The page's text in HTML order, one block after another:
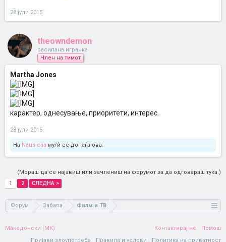
28 јули 2015
theowndemon
расипана играчка
Член на тимот
Martha Jones
карактер, однесување, приоритети, интерес.
28 јули 2015
На Nausicaa му/ѝ се допаѓа ова.
(Мораш да се најавиш или зачлениш на форумот за да одговараш тука.)
1
2 СЛЕДНА >
Форум Забава Филм и ТВ
Македонски (MK) Контактирај нè
Помош
Пријави злоупотреба
Правила и услови Политика на приватност